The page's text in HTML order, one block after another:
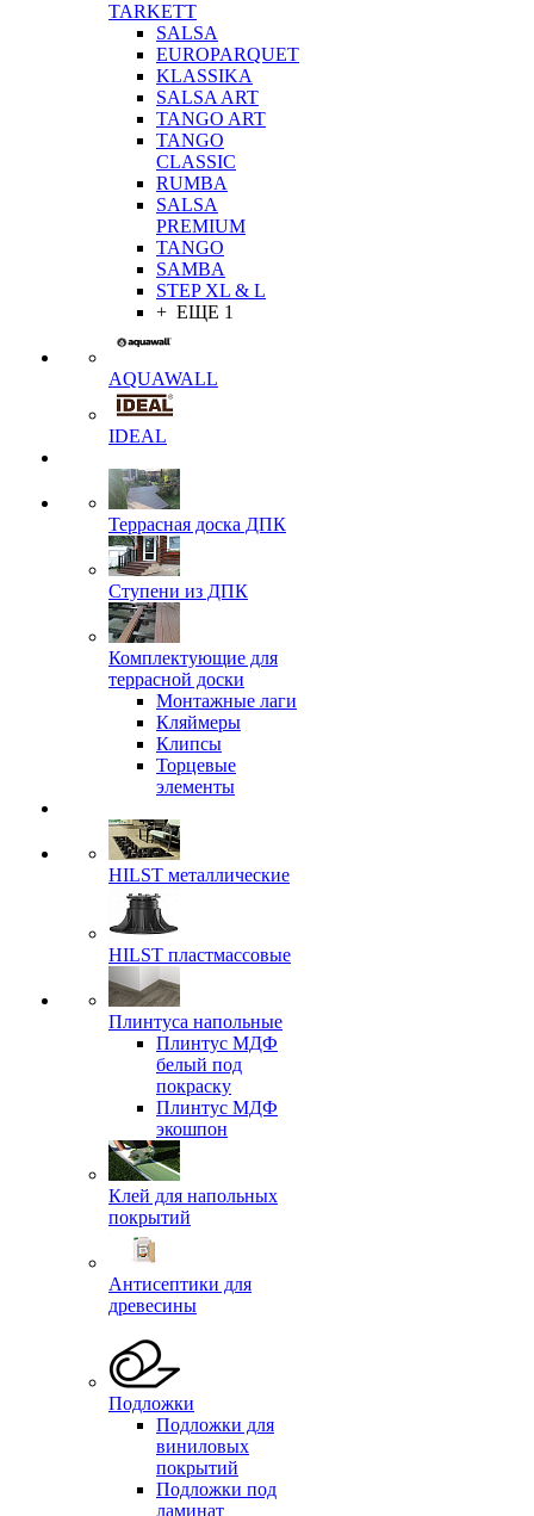
TARKETT
SALSA
EUROPARQUET
KLASSIKA
SALSA ART
TANGO ART
TANGO
CLASSIC
RUMBA
SALSA
PREMIUM
TANGO
SAMBA
STEP XL & L
+ ЕЩЕ 1
AQUAWALL
IDEAL
Террасная доска ДПК
Ступени из ДПК
Комплектующие для
террасной доски
Монтажные лаги
Кляймеры
Клипсы
Торцевые
элементы
HILST металлические
HILST пластмассовые
Плинтуса напольные
Плинтус МДФ
белый под
покраску
Плинтус МДФ
экошпон
Клей для напольных
покрытий
Антисептики для
древесины
Подложки
Подложки для
виниловых
покрытий
Подложки под
ламинат